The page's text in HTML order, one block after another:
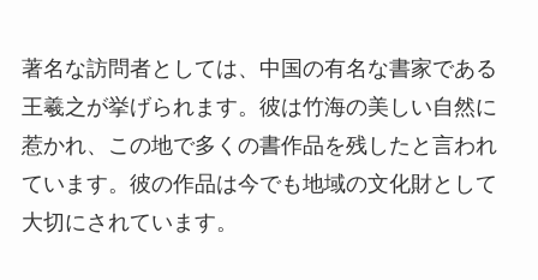
著名な訪問者としては、中国の有名な書家である
王羲之が挙げられます。彼は竹海の美しい自然に
惹かれ、この地で多くの書作品を残したと言われ
ています。彼の作品は今でも地域の文化財として
大切にされています。